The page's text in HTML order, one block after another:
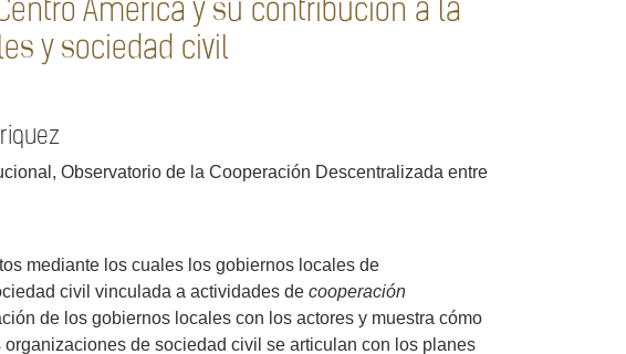
América y su contribución a la
y sociedad civil
Observatorio de la Cooperación Descentralizada entre
mediante los cuales los gobiernos locales de
civil vinculada a actividades de cooperación
de los gobiernos locales con los actores y muestra cómo
organizaciones de sociedad civil se articulan con los planes